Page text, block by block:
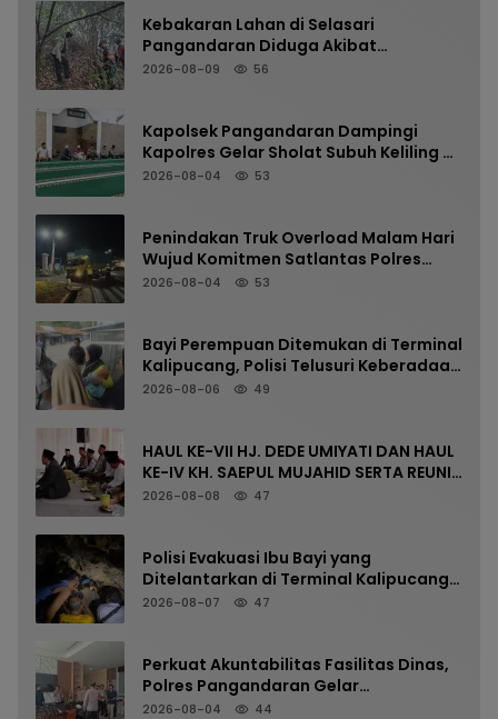
Kebakaran Lahan di Selasari
Pangandaran Diduga Akibat
Pembakaran Sampah
2026-08-09 56
Kapolsek Pangandaran Dampingi
Kapolres Gelar Sholat Subuh Keliling di
Masjid Jami Al-Furqon, Pererat
2026-08-04 53
Penindakan Truk Overload Malam Hari
Wujud Komitmen Satlantas Polres
Pangandaran Menjaga Keselamatan
2026-08-04 53
Bayi Perempuan Ditemukan di Terminal
Kalipucang, Polisi Telusuri Keberadaan
Orang Tua
2026-08-06 49
HAUL KE-VII HJ. DEDE UMIYATI DAN HAUL
KE-IV KH. SAEPUL MUJAHID SERTA REUNI
HAFLAH KE-XV HIMPUNAN ALUMNI
2026-08-08 47
Polisi Evakuasi Ibu Bayi yang
Ditelantarkan di Terminal Kalipucang
dari Dalam Goa
2026-08-07 47
Perkuat Akuntabilitas Fasilitas Dinas,
Polres Pangandaran Gelar
Pemeriksaan Senpi Berkala
2026-08-04 44